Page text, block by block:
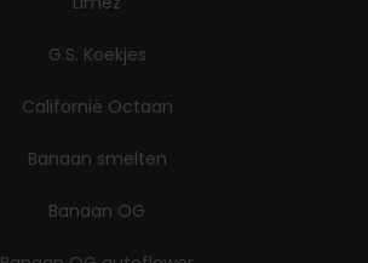
G.S. Koekjes
Californië Octaan
Banaan smelten
Banaan OG